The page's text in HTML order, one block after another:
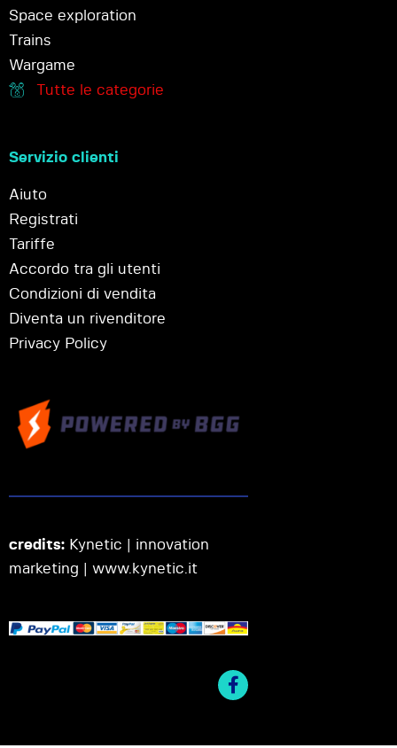
Space exploration
Trains
Wargame
Tutte le categorie
Servizio clienti
Aiuto
Registrati
Tariffe
Accordo tra gli utenti
Condizioni di vendita
Diventa un rivenditore
Privacy Policy
credits: Kynetic | innovation
marketing | www.kynetic.it